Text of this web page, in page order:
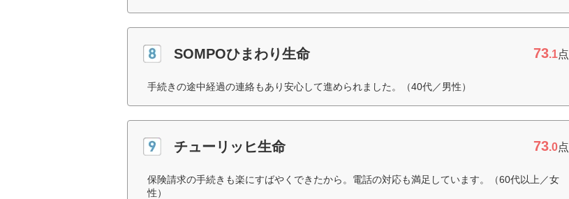
SOMPOひまわり生命 73.1点
手続きの途中経過の連絡もあり安心して進められました。（40代／男性）
チューリッヒ生命 73.0点
保険請求の手続きも楽にすばやくできたから。電話の対応も満足しています。（60代以上／女
性）